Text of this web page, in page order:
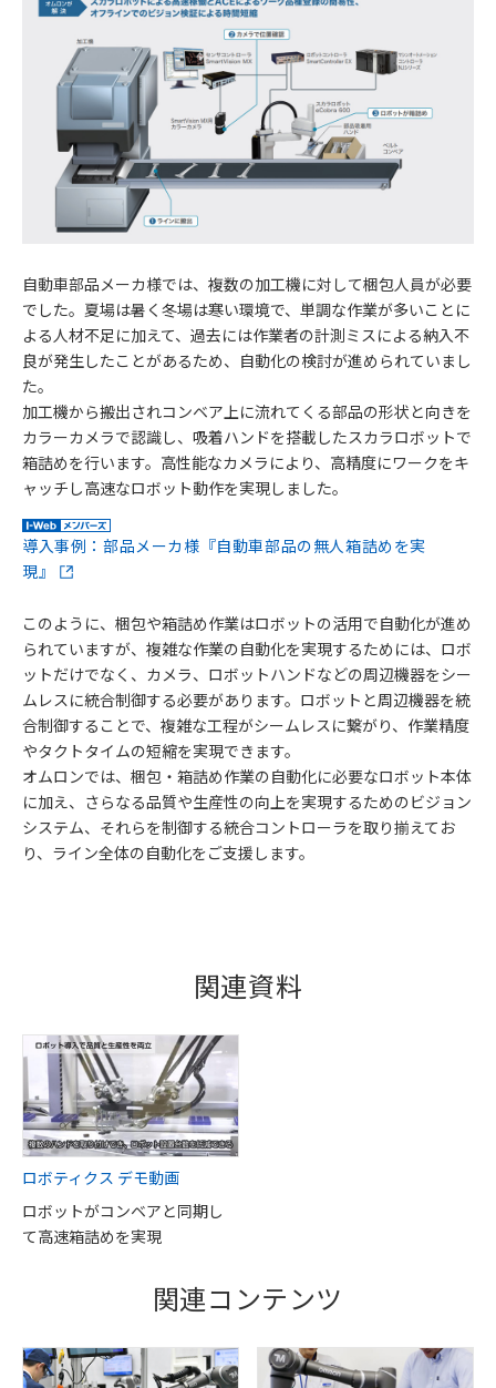
自動車部品メーカ様では、複数の加工機に対して梱包人員が必要
でした。夏場は暑く冬場は寒い環境で、単調な作業が多いことに
よる人材不足に加えて、過去には作業者の計測ミスによる納入不
良が発生したことがあるため、自動化の検討が進められていまし
た。
加工機から搬出されコンベア上に流れてくる部品の形状と向きを
カラーカメラで認識し、吸着ハンドを搭載したスカラロボットで
箱詰めを行います。高性能なカメラにより、高精度にワークをキ
ャッチし高速なロボット動作を実現しました。
導入事例：部品メーカ様『自動車部品の無人箱詰めを実
現』
このように、梱包や箱詰め作業はロボットの活用で自動化が進め
られていますが、複雑な作業の自動化を実現するためには、ロボ
ットだけでなく、カメラ、ロボットハンドなどの周辺機器をシー
ムレスに統合制御する必要があります。ロボットと周辺機器を統
合制御することで、複雑な工程がシームレスに繋がり、作業精度
やタクトタイムの短縮を実現できます。
オムロンでは、梱包・箱詰め作業の自動化に必要なロボット本体
に加え、さらなる品質や生産性の向上を実現するためのビジョン
システム、それらを制御する統合コントローラを取り揃えてお
り、ライン全体の自動化をご支援します。
関連資料
ロボティクス デモ動画
ロボットがコンベアと同期し
て高速箱詰めを実現
関連コンテンツ